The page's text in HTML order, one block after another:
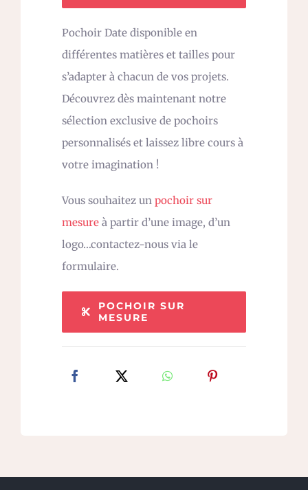
Pochoir Date disponible en
différentes matières et tailles pour
s’adapter à chacun de vos projets.
Découvrez dès maintenant notre
sélection exclusive de pochoirs
personnalisés et laissez libre cours à
votre imagination !
Vous souhaitez un pochoir sur
mesure à partir d’une image, d’un
logo…contactez-nous via le
formulaire.
POCHOIR SUR
MESURE